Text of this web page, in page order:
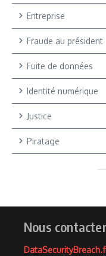
Entreprise
Fraude au président
Fuite de données
Identité numérique
Justice
Piratage
Nous contacter